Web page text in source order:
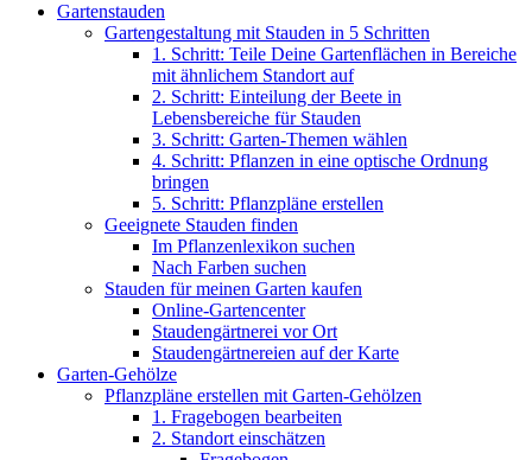
Gartenstauden
Gartengestaltung mit Stauden in 5 Schritten
1. Schritt: Teile Deine Gartenflächen in Bereiche
mit ähnlichem Standort auf
2. Schritt: Einteilung der Beete in
Lebensbereiche für Stauden
3. Schritt: Garten-Themen wählen
4. Schritt: Pflanzen in eine optische Ordnung
bringen
5. Schritt: Pflanzpläne erstellen
Geeignete Stauden finden
Im Pflanzenlexikon suchen
Nach Farben suchen
Stauden für meinen Garten kaufen
Online-Gartencenter
Staudengärtnerei vor Ort
Staudengärtnereien auf der Karte
Garten-Gehölze
Pflanzpläne erstellen mit Garten-Gehölzen
1. Fragebogen bearbeiten
2. Standort einschätzen